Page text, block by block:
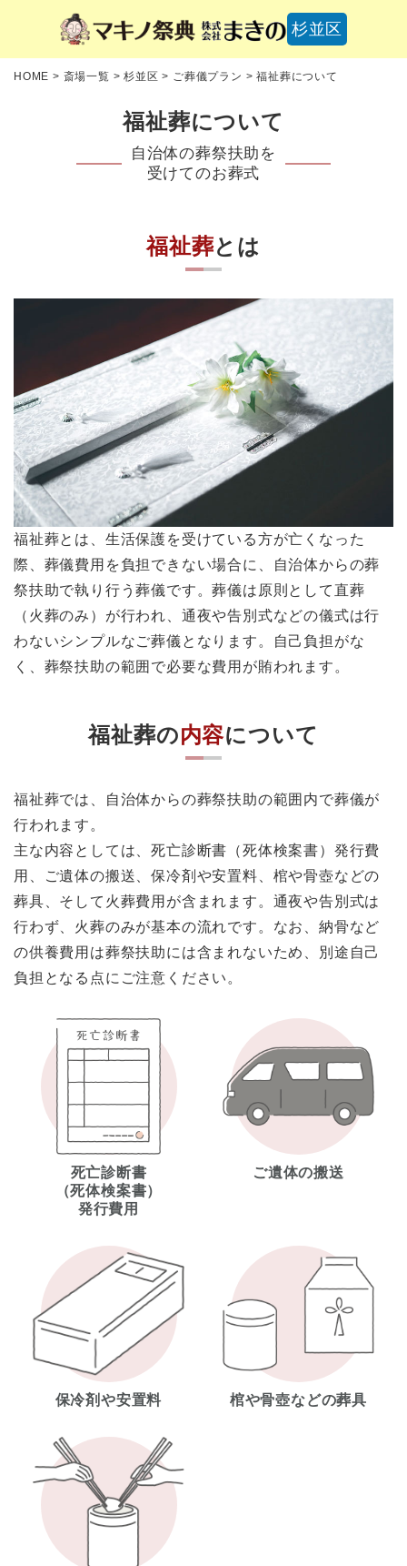
杉並区
HOME > 斎場一覧 >杉並区 > ご葬儀プラン >福祉葬について
福祉葬について
自治体の葬祭扶助を
受けてのお葬式
福祉葬とは
福祉葬とは、生活保護を受けている方が亡くなった
際、葬儀費用を負担できない場合に、自治体からの葬
祭扶助で執り行う葬儀です。葬儀は原則として直葬
（火葬のみ）が行われ、通夜や告別式などの儀式は行
わないシンプルなご葬儀となります。自己負担がな
く、葬祭扶助の範囲で必要な費用が賄われます。
福祉葬の内容について
福祉葬では、自治体からの葬祭扶助の範囲内で葬儀が
行われます。
主な内容としては、死亡診断書（死体検案書）発行費
用、ご遺体の搬送、保冷剤や安置料、棺や骨壺などの
葬具、そして火葬費用が含まれます。通夜や告別式は
行わず、火葬のみが基本の流れです。なお、納骨など
の供養費用は葬祭扶助には含まれないため、別途自己
負担となる点にご注意ください。
死亡診断書
（死体検案書）
発行費用
ご遺体の搬送
保冷剤や安置料 棺や骨壺などの葬具